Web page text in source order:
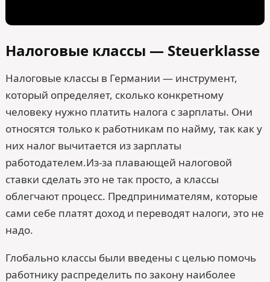
Налоговые классы — Steuerklasse
Налоговые классы в Германии — инструмент,
который определяет, сколько конкретному
человеку нужно платить налога с зарплаты. Они
относятся только к работникам по найму, так как у
них налог вычитается из зарплаты
работодателем.Из-за плавающей налоговой
ставки сделать это не так просто, а классы
облегчают процесс. Предпринимателям, которые
сами себе платят доход и переводят налоги, это не
надо.
Глобально классы были введены с целью помочь
работнику распределить по закону наиболее